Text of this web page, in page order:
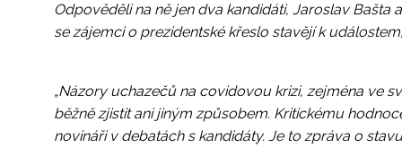
Odpověděli na ně jen dva kandidáti, Jaroslav Bašta
se zájemci o prezidentské křeslo stavějí k
„Názory uchazečů na covidovou krizi, zejména ve
běžně zjistit ani jiným způsobem. Kritickému
novináři v debatách s kandidáty. Je to zpráva o